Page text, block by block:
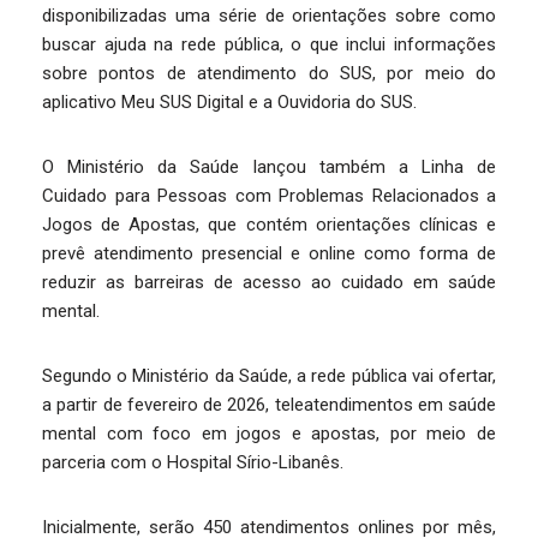
disponibilizadas uma série de orientações sobre como
buscar ajuda na rede pública, o que inclui informações
sobre pontos de atendimento do SUS, por meio do
aplicativo Meu SUS Digital e a Ouvidoria do SUS.
O Ministério da Saúde lançou também a Linha de
Cuidado para Pessoas com Problemas Relacionados a
Jogos de Apostas, que contém orientações clínicas e
prevê atendimento presencial e online como forma de
reduzir as barreiras de acesso ao cuidado em saúde
mental.
Segundo o Ministério da Saúde, a rede pública vai ofertar,
a partir de fevereiro de 2026, teleatendimentos em saúde
mental com foco em jogos e apostas, por meio de
parceria com o Hospital Sírio-Libanês.
Inicialmente, serão 450 atendimentos onlines por mês,